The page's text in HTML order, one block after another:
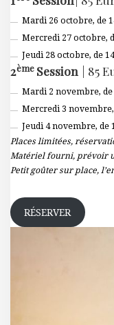
Mardi 26 octobre, de
Mercredi 27 octobre,
Jeudi 28 octobre, de
2ÈmeSession | 85
Mardi 2 novembre, de
Mercredi 3 novembre,
Jeudi 4 novembre, de
Places limitées,
Matériel fourni, prévoir
Petit goûter sur place,
RÉSERVER